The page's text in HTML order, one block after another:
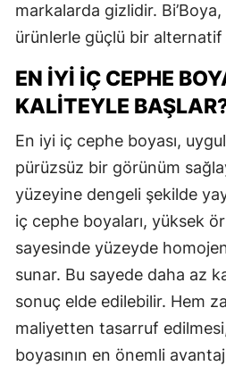
markalarda gizlidir.
ürünlerle güçlü bir alternatif
EN İYI İÇ CEPHE
KALITEYLE
En iyi iç cephe boyası,
pürüzsüz bir görünüm
yüzeyine dengeli şekilde
iç cephe boyaları, yüksek
sayesinde yüzeyde homojen
sunar. Bu sayede daha az
sonuç elde edilebilir. Hem
maliyetten tasarruf
boyasının en önemli